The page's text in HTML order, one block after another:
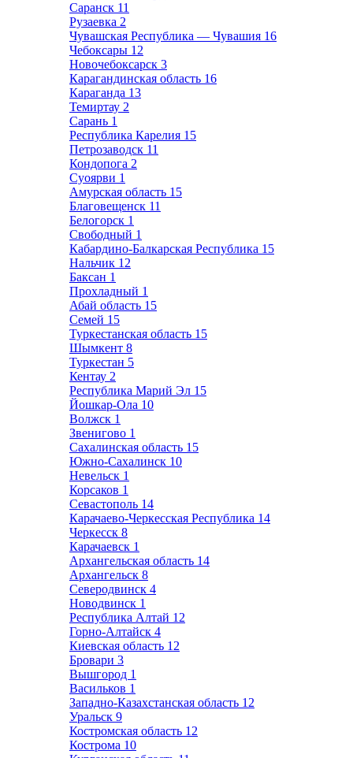
Саранск 11
Рузаевка 2
Чувашская Республика — Чувашия 16
Чебоксары 12
Новочебоксарск 3
Карагандинская область 16
Караганда 13
Темиртау 2
Сарань 1
Республика Карелия 15
Петрозаводск 11
Кондопога 2
Суоярви 1
Амурская область 15
Благовещенск 11
Белогорск 1
Свободный 1
Кабардино-Балкарская Республика 15
Нальчик 12
Баксан 1
Прохладный 1
Абай область 15
Семей 15
Туркестанская область 15
Шымкент 8
Туркестан 5
Кентау 2
Республика Марий Эл 15
Йошкар-Ола 10
Волжск 1
Звенигово 1
Сахалинская область 15
Южно-Сахалинск 10
Невельск 1
Корсаков 1
Севастополь 14
Карачаево-Черкесская Республика 14
Черкесск 8
Карачаевск 1
Архангельская область 14
Архангельск 8
Северодвинск 4
Новодвинск 1
Республика Алтай 12
Горно-Алтайск 4
Киевская область 12
Бровари 3
Вышгород 1
Васильков 1
Западно-Казахстанская область 12
Уральск 9
Костромская область 12
Кострома 10